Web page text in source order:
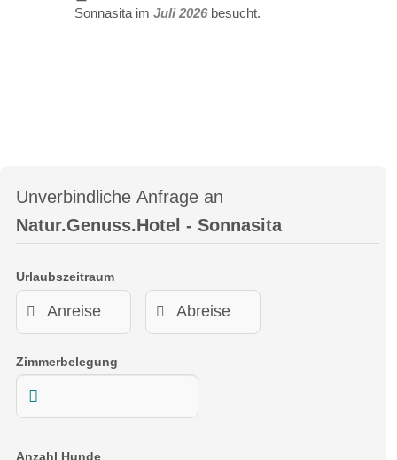
Sonnasita im Juli 2026 besucht.
Unverbindliche Anfrage an
Natur.Genuss.Hotel - Sonnasita
Urlaubszeitraum
Zimmerbelegung
Anzahl Hunde